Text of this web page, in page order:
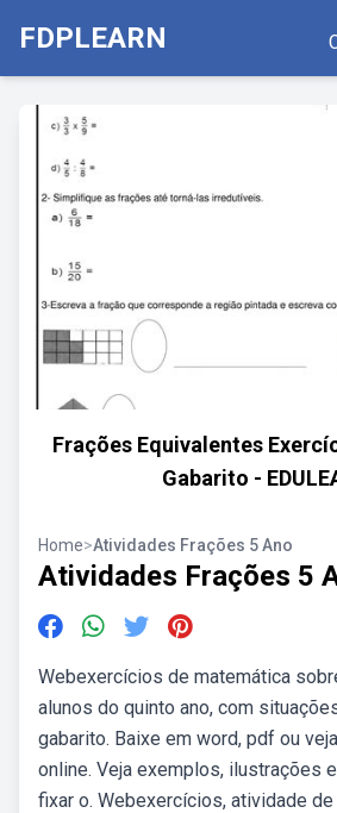
FDPLEARN
Frações Equivalentes
Gabarito -
Home>Atividades Frações 5 Ano
Atividades Frações 5
Webexercícios de matemática
alunos do quinto ano, com
gabarito. Baixe em word, pdf ou
online. Veja exemplos, ilustrações
fixar o. Webexercícios, atividade